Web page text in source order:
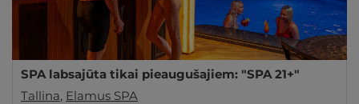
SPA labsajūta tikai pieaugušajiem: "SPA 21+"
Tallina, Elamus SPA